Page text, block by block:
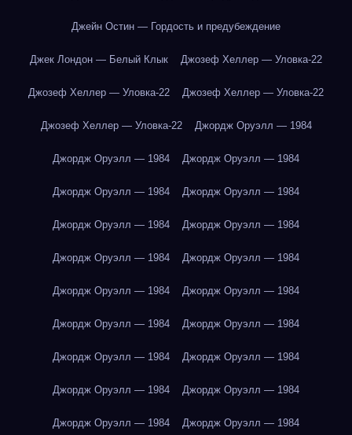
Джейн Остин — Гордость и предубеждение
Джек Лондон — Белый Клык Джозеф Хеллер — Уловка-22
Джозеф Хеллер — Уловка-22 Джозеф Хеллер — Уловка-22
Джозеф Хеллер — Уловка-22 Джордж Оруэлл — 1984
Джордж Оруэлл — 1984 Джордж Оруэлл — 1984
Джордж Оруэлл — 1984 Джордж Оруэлл — 1984
Джордж Оруэлл — 1984 Джордж Оруэлл — 1984
Джордж Оруэлл — 1984 Джордж Оруэлл — 1984
Джордж Оруэлл — 1984 Джордж Оруэлл — 1984
Джордж Оруэлл — 1984 Джордж Оруэлл — 1984
Джордж Оруэлл — 1984 Джордж Оруэлл — 1984
Джордж Оруэлл — 1984 Джордж Оруэлл — 1984
Джордж Оруэлл — 1984 Джордж Оруэлл — 1984